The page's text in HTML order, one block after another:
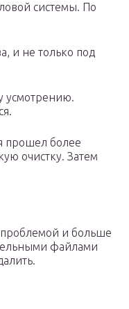
системы. По
и не только под
усмотрению.
прошел более
очистку. Затем
проблемой и больше
файлами